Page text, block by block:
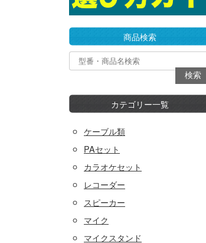
商品検索
カテゴリー一覧
ケーブル類
PAセット
カラオケセット
レコーダー
スピーカー
マイク
マイクスタンド